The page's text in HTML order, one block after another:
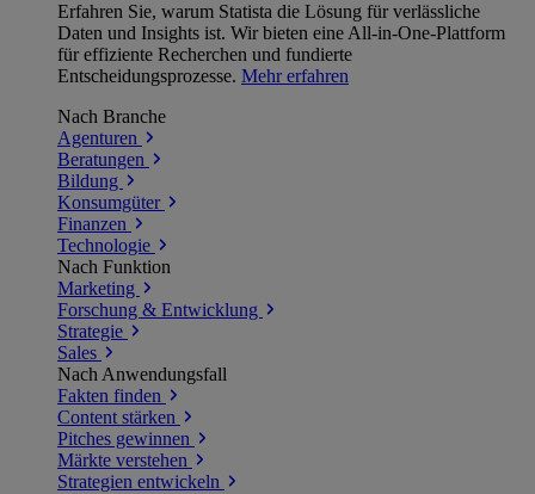
Erfahren Sie, warum Statista die Lösung für verlässliche
Daten und Insights ist. Wir bieten eine All-in-One-Plattform
für effiziente Recherchen und fundierte
Entscheidungsprozesse. Mehr erfahren
Nach Branche
Agenturen
Beratungen
Bildung
Konsumgüter
Finanzen
Technologie
Nach Funktion
Marketing
Forschung & Entwicklung
Strategie
Sales
Nach Anwendungsfall
Fakten finden
Content stärken
Pitches gewinnen
Märkte verstehen
Strategien entwickeln